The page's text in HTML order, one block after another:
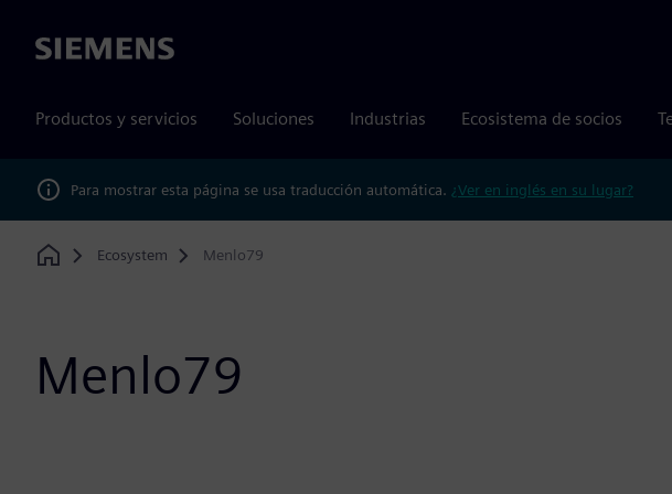
Siemens
Productos y servicios Soluciones Industrias Ecosistema de socios
Para mostrar esta página se usa traducción automática. ¿Ver en inglés en su lugar?
Home
Ecosystem Menlo79
Menlo79